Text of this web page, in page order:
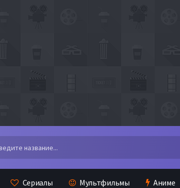
Сериалы Мультфильмы Аниме